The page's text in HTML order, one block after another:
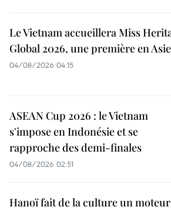
Le Vietnam accueillera Miss
Global 2026, une première en Asie
04/08/2026 04:15
ASEAN Cup 2026 : le Vietnam
s'impose en Indonésie et se
rapproche des demi-finales
04/08/2026 02:51
Hanoï fait de la culture un